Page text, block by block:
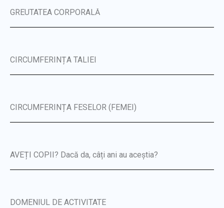
GREUTATEA CORPORALĂ
CIRCUMFERINȚA TALIEI
CIRCUMFERINȚA FESELOR (FEMEI)
AVEȚI COPII? Dacă da, câți ani au aceștia?
DOMENIUL DE ACTIVITATE